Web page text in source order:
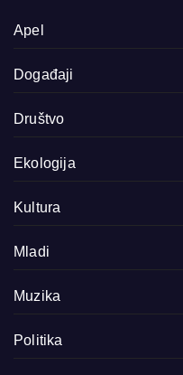
Apel
Događaji
Društvo
Ekologija
Kultura
Mladi
Muzika
Politika